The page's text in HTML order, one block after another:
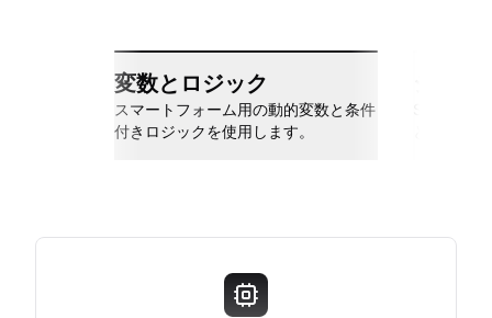
変数とロジック
スマートフォーム用の動的変数と条件
付きロジックを使用します。